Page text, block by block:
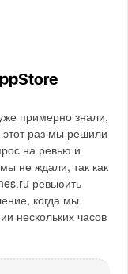
примерно знали,
раз мы решили
на ревью и
не ждали, так как
ревьюить
когда мы
нескольких часов